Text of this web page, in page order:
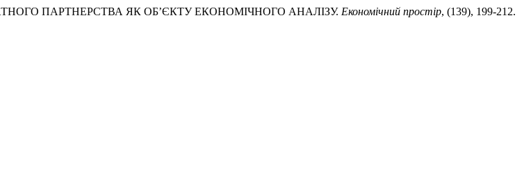
ПАРТНЕРСТВА ЯК ОБ’ЄКТУ ЕКОНОМІЧНОГО АНАЛІЗУ. Економічний простір, (139), 199-212.